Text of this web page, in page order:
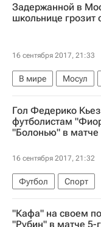
Игорь Полянский
Задержанной в
школьнице грозит
16 сентября 2017, 21:33
В мире Мосул
Гол Федерико
футболистам
"Болонью" в матче
16 сентября 2017, 21:32
Футбол
Спорт
Болонья
"Кафа" на своем
"Рубин" в матче 5-